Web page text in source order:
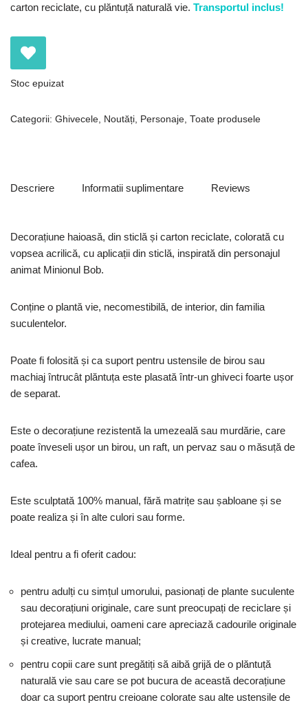
carton reciclate, cu plăntuță naturală vie. Transportul inclus!
Stoc epuizat
Categorii: Ghivecele, Noutăți, Personaje, Toate produsele
Descriere Informatii suplimentare Reviews
Decorațiune haioasă, din sticlă și carton reciclate, colorată cu
vopsea acrilică, cu aplicații din sticlă, inspirată din personajul
animat Minionul Bob.
Conține o plantă vie, necomestibilă, de interior, din familia
suculentelor.
Poate fi folosită și ca suport pentru ustensile de birou sau
machiaj întrucât plăntuța este plasată într-un ghiveci foarte ușor
de separat.
Este o decorațiune rezistentă la umezeală sau murdărie, care
poate înveseli ușor un birou, un raft, un pervaz sau o măsuță de
cafea.
Este sculptată 100% manual, fără matrițe sau șabloane și se
poate realiza și în alte culori sau forme.
Ideal pentru a fi oferit cadou:
pentru adulți cu simțul umorului, pasionați de plante suculente
sau decorațiuni originale, care sunt preocupați de reciclare și
protejarea mediului, oameni care apreciază cadourile originale
și creative, lucrate manual;
pentru copii care sunt pregătiți să aibă grijă de o plăntuță
naturală vie sau care se pot bucura de această decorațiune
doar ca suport pentru creioane colorate sau alte ustensile de